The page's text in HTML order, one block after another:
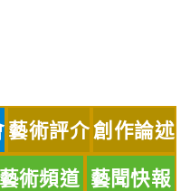
藝術評介創作論述
藝術頻道 藝聞快報